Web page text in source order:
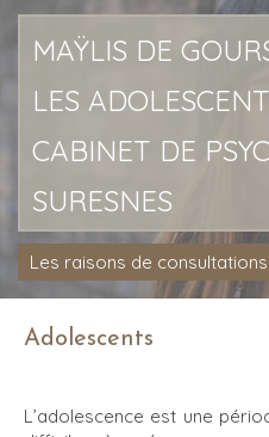
MAŸLIS DE
LES
CABINET DE
SURESNES
Les raisons de consultations
Adolescents
L’adolescence est une